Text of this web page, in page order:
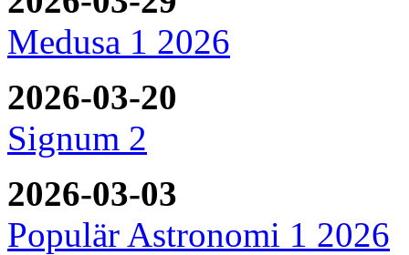
Medusa 1 2026
2026-03-20
Signum 2
2026-03-03
Populär Astronomi 1 2026